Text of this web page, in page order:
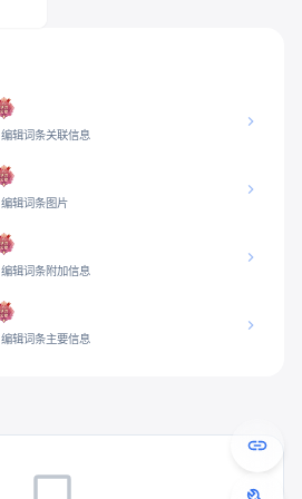
编辑词条关联信息
编辑词条图片
编辑词条附加信息
编辑词条主要信息